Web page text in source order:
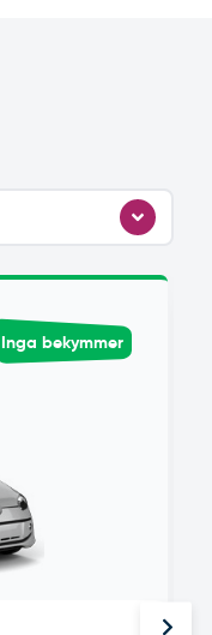
Inga bekymmer